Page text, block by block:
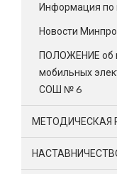
Информация по
Новости
ПОЛОЖЕНИЕ об
мобильных
СОШ № 6
МЕТОДИЧЕСКАЯ